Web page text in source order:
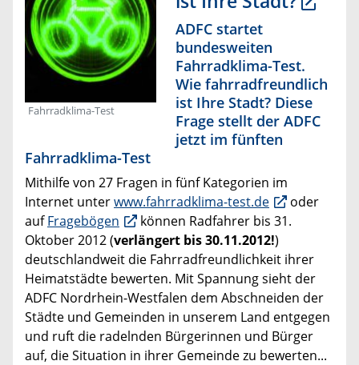
Fahrradklima-Test
ADFC startet
bundesweiten
Fahrradklima-Test.
Wie fahrradfreundlich
ist Ihre Stadt? Diese
Frage stellt der ADFC
jetzt im fünften
Fahrradklima-Test
Mithilfe von 27 Fragen in fünf Kategorien im
Internet unterwww.fahrradklima-test.de
oder
aufFrage­bögen
können Radfahrer bis 31.
Oktober 2012 (verlängert bis 30.11.2012!)
deutschlandweit die Fahrradfreundlichkeit ihrer
Heimatstädte bewerten. Mit Spannung sieht der
ADFC Nordrhein-Westfalen dem Abschneiden der
Städte und Gemeinden in unserem Land entgegen
und ruft die radelnden Bürgerinnen und Bürger
auf, die Situation in ihrer Gemeinde zu bewerten...